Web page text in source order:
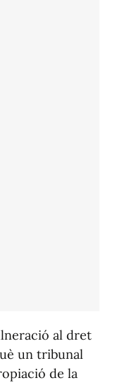
al dret
un tribunal
de la